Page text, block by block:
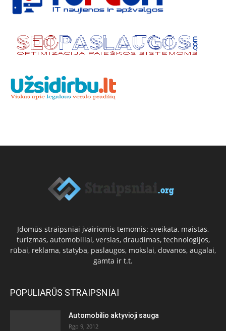
Įdomūs straipsniai įvairiomis temomis: sveikata, maistas,
turizmas, automobiliai, verslas, draudimas, technologijos,
rūbai, reklama, statyba, paslaugos, mokslai, dovanos, augalai,
gamta ir t.t.
POPULIARŪS STRAIPSNIAI
Automobilio aktyvioji sauga
Rgp 9, 2012